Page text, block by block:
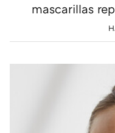
mascarillas